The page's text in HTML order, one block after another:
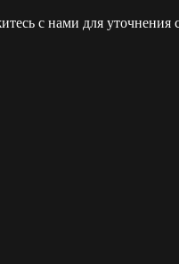
с нами для